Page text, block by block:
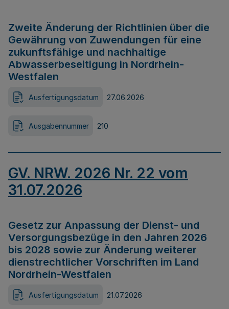
Zweite Änderung der Richtlinien über die
Gewährung von Zuwendungen für eine
zukunftsfähige und nachhaltige
Abwasserbeseitigung in Nordrhein-
Westfalen
Ausfertigungsdatum 27.06.2026
Ausgabennummer 210
GV. NRW. 2026 Nr. 22 vom
31.07.2026
Gesetz zur Anpassung der Dienst- und
Versorgungsbezüge in den Jahren 2026
bis 2028 sowie zur Änderung weiterer
dienstrechtlicher Vorschriften im Land
Nordrhein-Westfalen
Ausfertigungsdatum 21.07.2026